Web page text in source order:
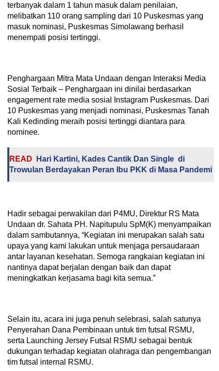
terbanyak dalam 1 tahun masuk dalam penilaian,
melibatkan 110 orang sampling dari 10 Puskesmas yang
masuk nominasi, Puskesmas Simolawang berhasil
menempati posisi tertinggi.
Penghargaan Mitra Mata Undaan dengan Interaksi Media
Sosial Terbaik – Penghargaan ini dinilai berdasarkan
engagement rate media sosial Instagram Puskesmas. Dari
10 Puskesmas yang menjadi nominasi, Puskesmas Tanah
Kali Kedinding meraih posisi tertinggi diantara para
nominee.
READ
Hari Kartini, Kades Cantik Dan Single di
Trowulan Berdayakan Peran Ibu PKK di Masa Pandemi
Hadir sebagai perwakilan dari P4MU, Direktur RS Mata
Undaan dr. Sahata PH. Napitupulu SpM(K) menyampaikan
dalam sambutannya, “Kegiatan ini merupakan salah satu
upaya yang kami lakukan untuk menjaga persaudaraan
antar layanan kesehatan. Semoga rangkaian kegiatan ini
nantinya dapat berjalan dengan baik dan dapat
meningkatkan kerjasama bagi kita semua.”
Selain itu, acara ini juga penuh selebrasi, salah satunya
Penyerahan Dana Pembinaan untuk tim futsal RSMU,
serta Launching Jersey Futsal RSMU sebagai bentuk
dukungan terhadap kegiatan olahraga dan pengembangan
tim futsal internal RSMU.